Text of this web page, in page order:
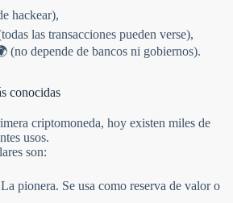
hackear),
las transacciones pueden verse),
(no depende de bancos ni gobiernos).
conocidas
criptomoneda, hoy existen miles de
usos.
son:
pionera. Se usa como reserva de valor o